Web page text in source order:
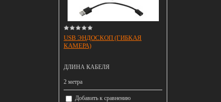
USB ЭНДОСКОП (ГИБКАЯ
КАМЕРА)
ДЛИНА КАБЕЛЯ
2 метра
Добавить к сравнению